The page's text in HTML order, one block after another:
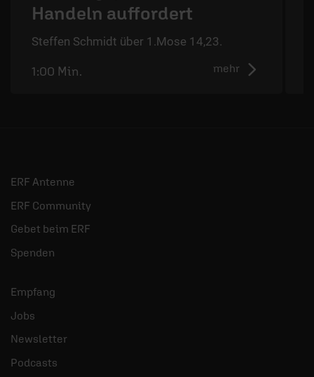
Handeln auffordert
Steffen Schmidt über 1.Mose 14,23.
mehr
1:00 Min.
ERF Antenne
ERF Community
Gebet beim ERF
Spenden
Empfang
Jobs
Newsletter
Podcasts